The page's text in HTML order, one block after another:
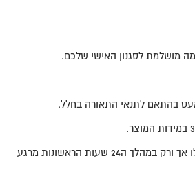
מושלמת לסגנון האישי שלכם.
בהתאם לתנאי התאורה בחלל.
שינויים בהזמנה יתקבלו אך ורק במהלך ה24 שעות הראשונות מרגע